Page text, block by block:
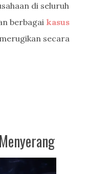
di seluruh
berbagai kasus
secara